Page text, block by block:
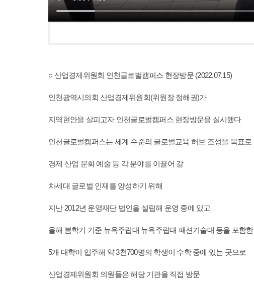
○ 산업경제위원회 인천글로벌캠퍼스 현장방문 (2022.07.15)
인천광역시의회 산업경제위원회(위원장 정해권)가
지역현안을 살피고자 인천글로벌캠퍼스 현장방문을 실시했다
인천글로벌캠퍼스는 세계 수준의 글로벌교육 허브 조성을 목표로
경제 산업 문화 예술 등 각 분야를 이끌어 갈
차세대 글로벌 인재를 양성하기 위해
지난 2012년 운영재단 법인을 설립해 운영 중에 있고
올해 봄학기 기준 뉴욕주립대 뉴욕주립대 패션기술대 등을 포함한
5개 대학이 입주해 약 3천700명의 학생이 수학 중에 있는 곳으로
산업경제위원회 의원들은 해당 기관을 직접 방문